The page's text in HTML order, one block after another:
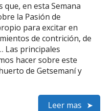
que, en esta Semana
la Pasión de
para excitar en
de contrición, de
Las principales
hacer sobre este
de Getsemaní y
Leer mas